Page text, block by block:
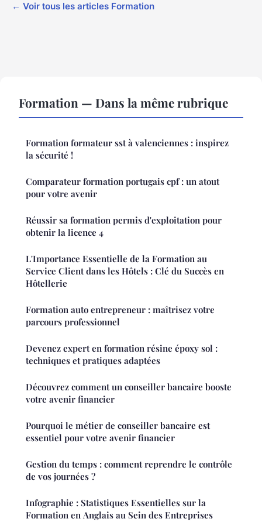
← Voir tous les articles Formation
Formation — Dans la même rubrique
Formation formateur sst à valenciennes : inspirez
la sécurité !
Comparateur formation portugais cpf : un atout
pour votre avenir
Réussir sa formation permis d'exploitation pour
obtenir la licence 4
L'Importance Essentielle de la Formation au
Service Client dans les Hôtels : Clé du Succès en
Hôtellerie
Formation auto entrepreneur : maîtrisez votre
parcours professionnel
Devenez expert en formation résine époxy sol :
techniques et pratiques adaptées
Découvrez comment un conseiller bancaire booste
votre avenir financier
Pourquoi le métier de conseiller bancaire est
essentiel pour votre avenir financier
Gestion du temps : comment reprendre le contrôle
de vos journées ?
Infographie : Statistiques Essentielles sur la
Formation en Anglais au Sein des Entreprises